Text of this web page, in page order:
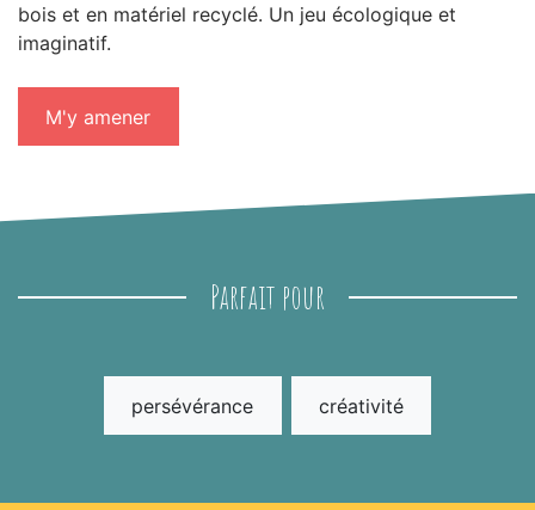
bois et en matériel recyclé. Un jeu écologique et
imaginatif.
M'y amener
Parfait pour
persévérance créativité